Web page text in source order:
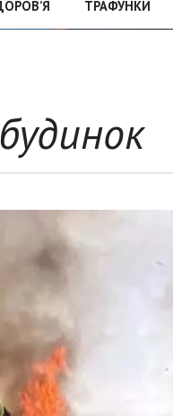
ТРАФУНКИ